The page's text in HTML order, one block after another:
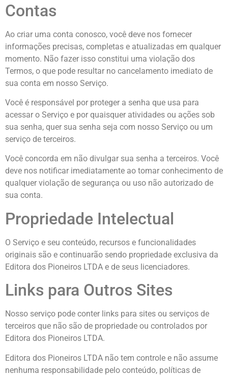
Contas
Ao criar uma conta conosco, você deve nos fornecer
informações precisas, completas e atualizadas em qualquer
momento. Não fazer isso constitui uma violação dos
Termos, o que pode resultar no cancelamento imediato de
sua conta em nosso Serviço.
Você é responsável por proteger a senha que usa para
acessar o Serviço e por quaisquer atividades ou ações sob
sua senha, quer sua senha seja com nosso Serviço ou um
serviço de terceiros.
Você concorda em não divulgar sua senha a terceiros. Você
deve nos notificar imediatamente ao tomar conhecimento de
qualquer violação de segurança ou uso não autorizado de
sua conta.
Propriedade Intelectual
O Serviço e seu conteúdo, recursos e funcionalidades
originais são e continuarão sendo propriedade exclusiva da
Editora dos Pioneiros LTDA e de seus licenciadores.
Links para Outros Sites
Nosso serviço pode conter links para sites ou serviços de
terceiros que não são de propriedade ou controlados por
Editora dos Pioneiros LTDA.
Editora dos Pioneiros LTDA não tem controle e não assume
nenhuma responsabilidade pelo conteúdo, políticas de